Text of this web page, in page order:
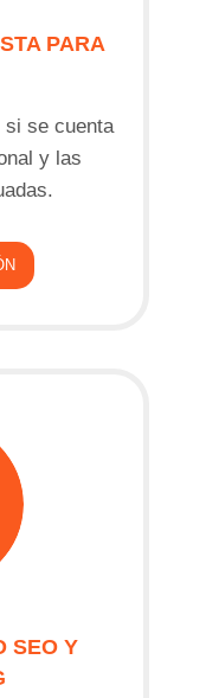
PARA
si se cuenta
y las
SEO Y